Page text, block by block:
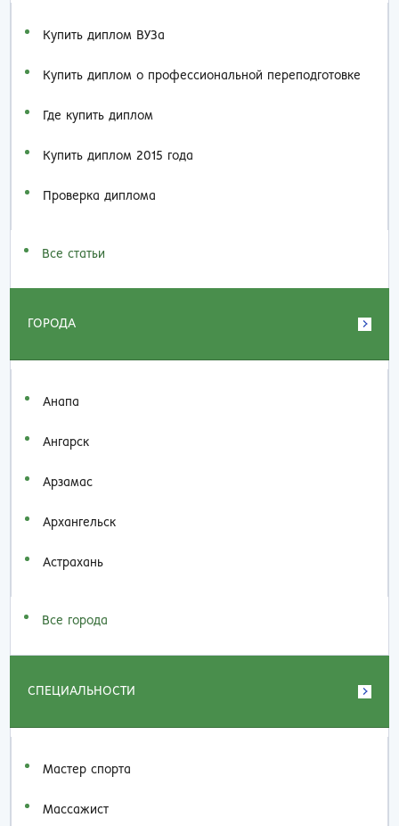
Купить диплом ВУЗа
Купить диплом о профессиональной переподготовке
Где купить диплом
Купить диплом 2015 года
Проверка диплома
Все статьи
ГОРОДА
Анапа
Ангарск
Арзамас
Архангельск
Астрахань
Все города
СПЕЦИАЛЬНОСТИ
Мастер спорта
Массажист